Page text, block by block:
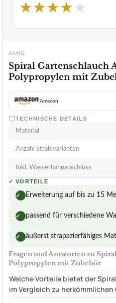
★★★★★
AMIG
Spiral Gartenschlauch
Polypropylen mit
Amazon
TECHNISCHE DETAILS
Material
Anzahl Strahlvarianten
Inkl. Wasserhahnanschluss
✓ VORTEILE
✓ Erweiterung auf bis zu 15
✓ passend für verschiedene
✓ äußerst strapazierfähiges
Fragen und Antworten zu
Polypropylen mit Zubehör
Welche Vorteile bietet der
im Vergleich zu